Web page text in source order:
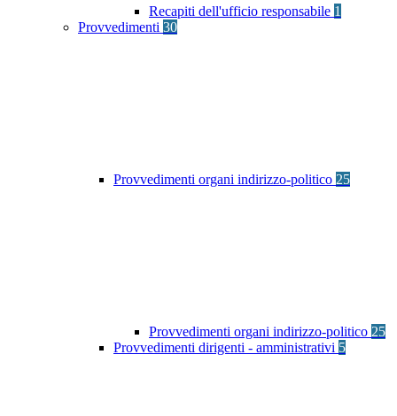
Recapiti dell'ufficio responsabile 1
Provvedimenti 30
Provvedimenti organi indirizzo-politico 25
Provvedimenti organi indirizzo-politico 25
Provvedimenti dirigenti - amministrativi 5